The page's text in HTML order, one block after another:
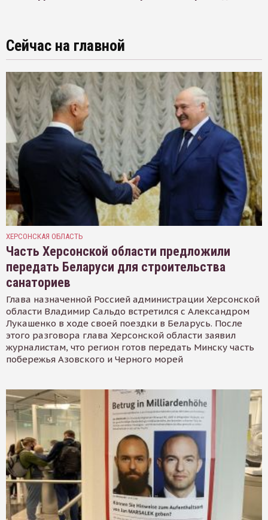
Сейчас на главной
ХЕРСОНСКАЯ ОБЛАСТЬ
Часть Херсонской области предложили
передать Беларуси для строительства
санаториев
Глава назначенной Россией администрации Херсонской
области Владимир Сальдо встретился с Александром
Лукашенко в ходе своей поездки в Беларусь. После
этого разговора глава Херсонской области заявил
журналистам, что регион готов передать Минску часть
побережья Азовского и Черного морей